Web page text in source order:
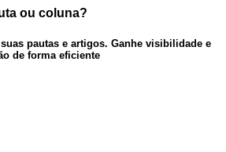
ou coluna?
pautas e artigos. Ganhe visibilidade e
de forma eficiente